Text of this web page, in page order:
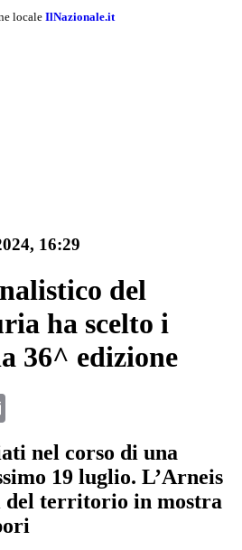
localeIlNazionale.it
, 16:29
del
ha scelto i
36^ edizione
nel corso di una
19 luglio. L’Arneis
territorio in mostra